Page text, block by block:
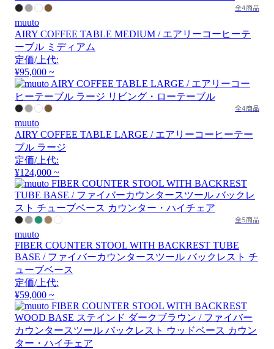
全4商品
muuto
AIRY COFFEE TABLE MEDIUM / エアリーコーヒーテ
ーブル ミディアム
定価/上代:
¥95,000 ~
全4商品
muuto
AIRY COFFEE TABLE LARGE / エアリーコーヒーテー
ブル ラージ
定価/上代:
¥124,000 ~
全5商品
muuto
FIBER COUNTER STOOL WITH BACKREST TUBE
BASE / ファイバーカウンタースツール バックレスト チ
ューブベース
定価/上代:
¥59,000 ~